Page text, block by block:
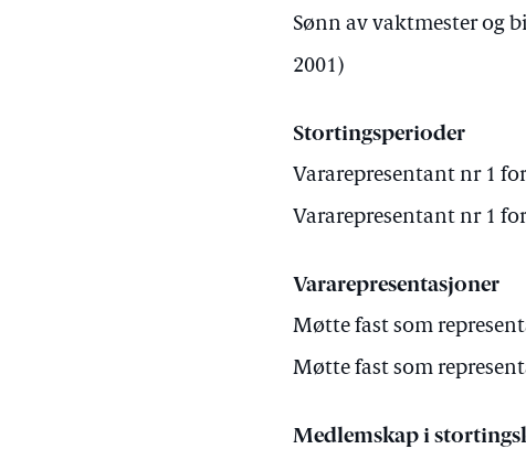
Sønn av vaktmester og
2001)
Stortingsperioder
Vararepresentant nr 1
Vararepresentant nr 1
Vararepresentasjoner
Møtte fast som
Møtte fast som
Medlemskap i